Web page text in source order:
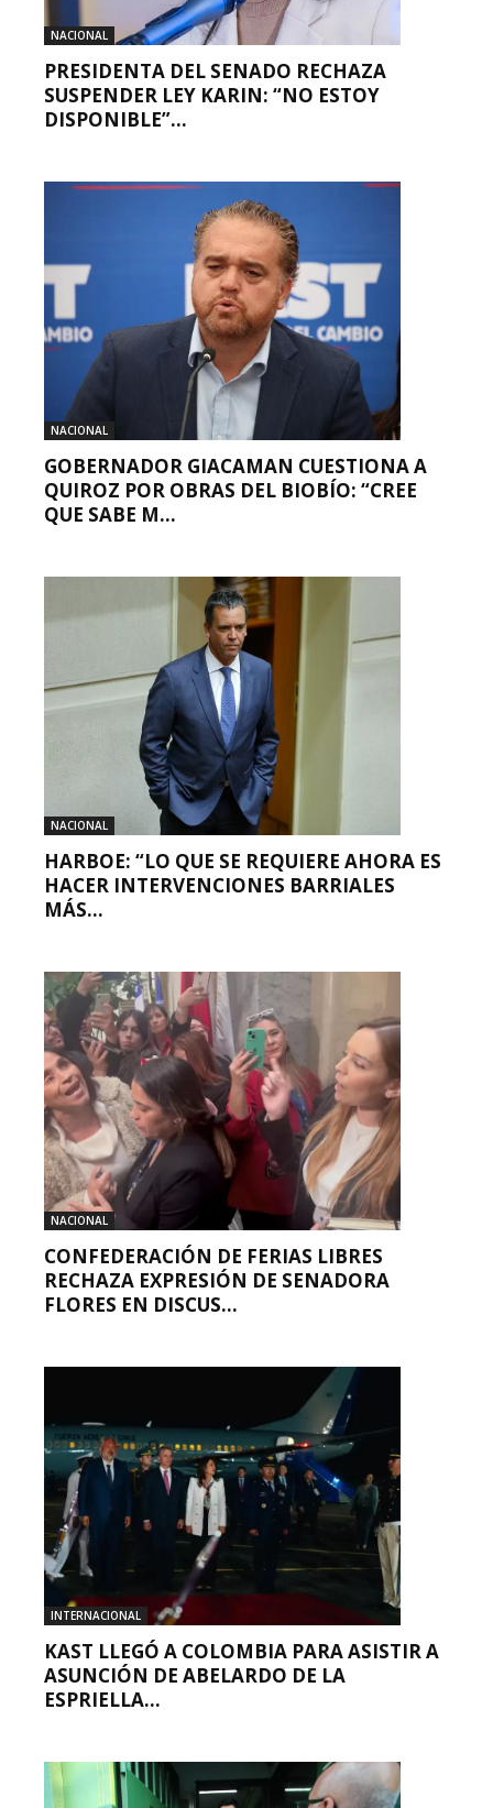
NACIONAL
PRESIDENTA DEL SENADO RECHAZA
SUSPENDER LEY KARIN: “NO ESTOY
DISPONIBLE”...
NACIONAL
GOBERNADOR GIACAMAN CUESTIONA A
QUIROZ POR OBRAS DEL BIOBÍO: “CREE
QUE SABE M...
NACIONAL
HARBOE: “LO QUE SE REQUIERE AHORA ES
HACER INTERVENCIONES BARRIALES
MÁS...
NACIONAL
CONFEDERACIÓN DE FERIAS LIBRES
RECHAZA EXPRESIÓN DE SENADORA
FLORES EN DISCUS...
INTERNACIONAL
KAST LLEGÓ A COLOMBIA PARA ASISTIR A
ASUNCIÓN DE ABELARDO DE LA
ESPRIELLA...